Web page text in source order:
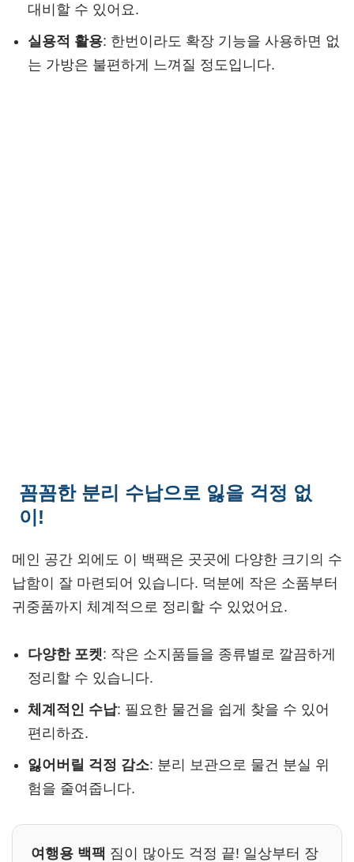
대비할 수 있어요.
실용적 활용: 한번이라도 확장 기능을 사용하면 없
는 가방은 불편하게 느껴질 정도입니다.
꼼꼼한 분리 수납으로 잃을 걱정 없
이!
메인 공간 외에도 이 백팩은 곳곳에 다양한 크기의 수
납함이 잘 마련되어 있습니다. 덕분에 작은 소품부터
귀중품까지 체계적으로 정리할 수 있었어요.
다양한 포켓: 작은 소지품들을 종류별로 깔끔하게
정리할 수 있습니다.
체계적인 수납: 필요한 물건을 쉽게 찾을 수 있어
편리하죠.
잃어버릴 걱정 감소: 분리 보관으로 물건 분실 위
험을 줄여줍니다.
여행용 백팩 짐이 많아도 걱정 끝! 일상부터 장